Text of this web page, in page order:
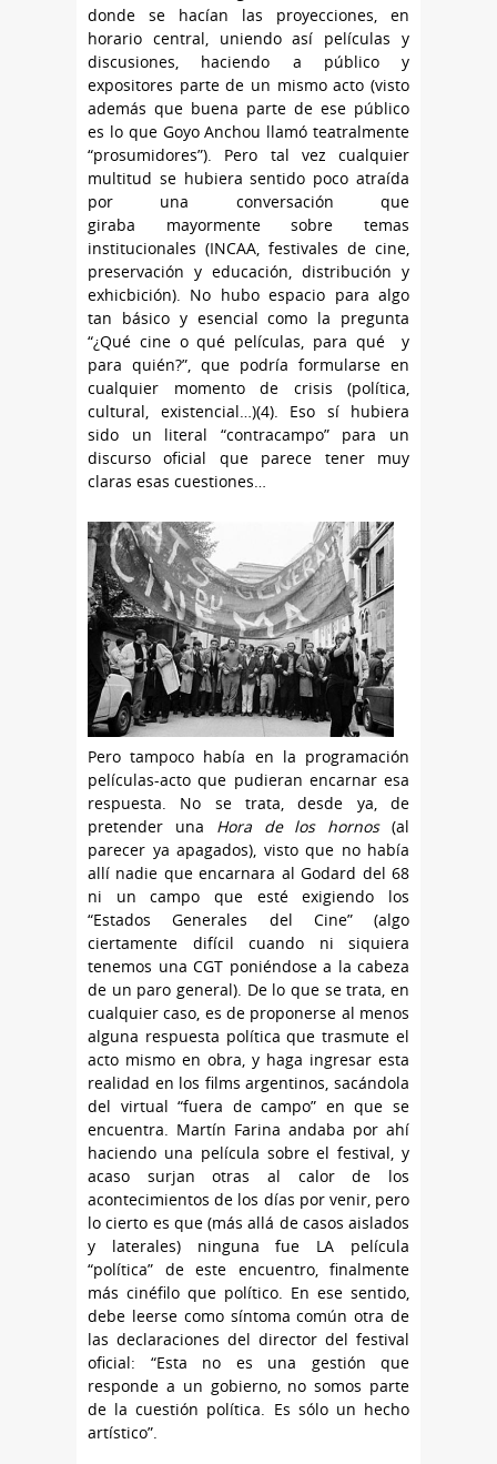
donde se hacían las proyecciones, en
horario central, uniendo así películas y
discusiones, haciendo a público y
expositores parte de un mismo acto (visto
además que buena parte de ese público
es lo que Goyo Anchou llamó teatralmente
“prosumidores”). Pero tal vez cualquier
multitud se hubiera sentido poco atraída
por una conversación que
giraba mayormente sobre temas
institucionales (INCAA, festivales de cine,
preservación y educación, distribución y
exhicbición). No hubo espacio para algo
tan básico y esencial como la pregunta
“¿Qué cine o qué películas, para qué y
para quién?”, que podría formularse en
cualquier momento de crisis (política,
cultural, existencial…)(4). Eso sí hubiera
sido un literal “contracampo” para un
discurso oficial que parece tener muy
claras esas cuestiones…
Pero tampoco había en la programación
películas-acto que pudieran encarnar esa
respuesta. No se trata, desde ya, de
pretender una Hora de los hornos(al
parecer ya apagados), visto que no había
allí nadie que encarnara al Godard del 68
ni un campo que esté exigiendo los
“Estados Generales del Cine” (algo
ciertamente difícil cuando ni siquiera
tenemos una CGT poniéndose a la cabeza
de un paro general). De lo que se trata, en
cualquier caso, es de proponerse al menos
alguna respuesta política que trasmute el
acto mismo en obra, y haga ingresar esta
realidad en los films argentinos, sacándola
del virtual “fuera de campo” en que se
encuentra. Martín Farina andaba por ahí
haciendo una película sobre el festival, y
acaso surjan otras al calor de los
acontecimientos de los días por venir, pero
lo cierto es que (más allá de casos aislados
y laterales) ninguna fue LA película
“política” de este encuentro, finalmente
más cinéfilo que político. En ese sentido,
debe leerse como síntoma común otra de
las declaraciones del director del festival
oficial: “Esta no es una gestión que
responde a un gobierno, no somos parte
de la cuestión política. Es sólo un hecho
artístico”.